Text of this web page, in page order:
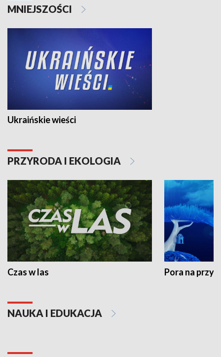
MNIEJSZOŚCI
Ukraińskie wieści
PRZYRODA I EKOLOGIA
Czas w las Pora na
NAUKA I EDUKACJA